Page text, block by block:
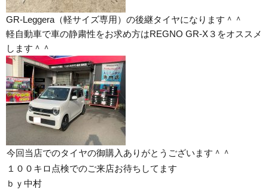
GR-Leggera（軽サイズ専用）の後継タイヤになります＾＾
軽自動車で車の静粛性をお求め方はREGNO GR-X３をオススメ
します＾＾
今回当店でのタイヤの御購入ありがとうございます＾＾
１００キロ点検でのご来店お待ちしてます
ｂｙ中村